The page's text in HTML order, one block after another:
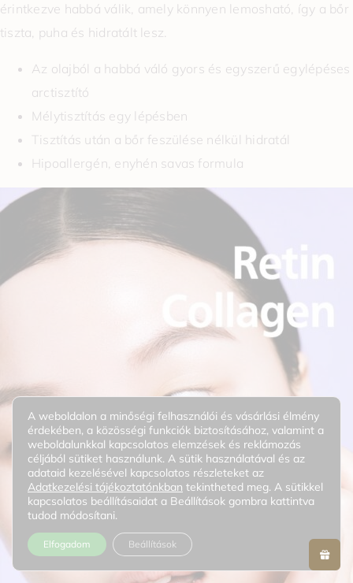
érintkezve habbá válik, amely könnyen lemosható, így a bőr
tiszta, puha és hidratált lesz.
Az olajból a habbá váló gyors és egyszerű egylépéses
arctisztító
Mélytisztítás egy lépésben
Tisztítás után a bőr feszülése nélkül hidratál
Hipoallergén, enyhén savas formula
A weboldalon a minőségi felhasználói és vásárlási élmény
érdekében, a közösségi funkciók biztosításához, valamint a
weboldalunkkal kapcsolatos elemzések és reklámozás
céljából sütiket használunk. A sütik használatával és az
adataid kezelésével kapcsolatos részleteket az
Adatkezelési tájékoztatónkban tekintheted meg. A sütikkel
kapcsolatos beállításaidat a Beállítások gombra kattintva
tudod módosítani.
Elfogadom Beállítások